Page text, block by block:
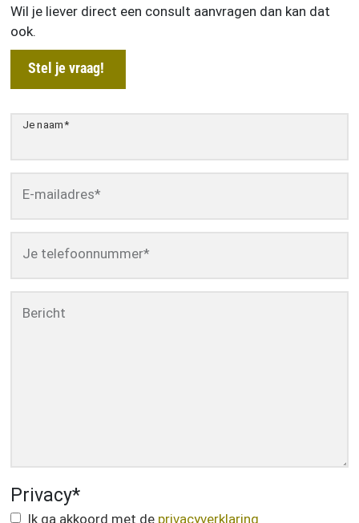
Wil je liever direct een consult aanvragen dan kan dat
ook.
Stel je vraag!
Je naam*
E-mailadres*
Je telefoonnummer*
Bericht
Privacy*
Ik ga akkoord met de privacyverklaring